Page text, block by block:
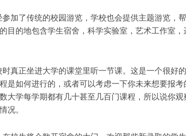
加了传统的校园游览，学校也会提供主题游览，
目的地包含学生宿舍，科学实验室，艺术工作室，
真正坐进大学的课堂里听一节课。这是一个很好
是如何进行的，或者可以考虑一下你未来想要报考
大学每学期都有几十甚至几百门课程，所以说你观
况。